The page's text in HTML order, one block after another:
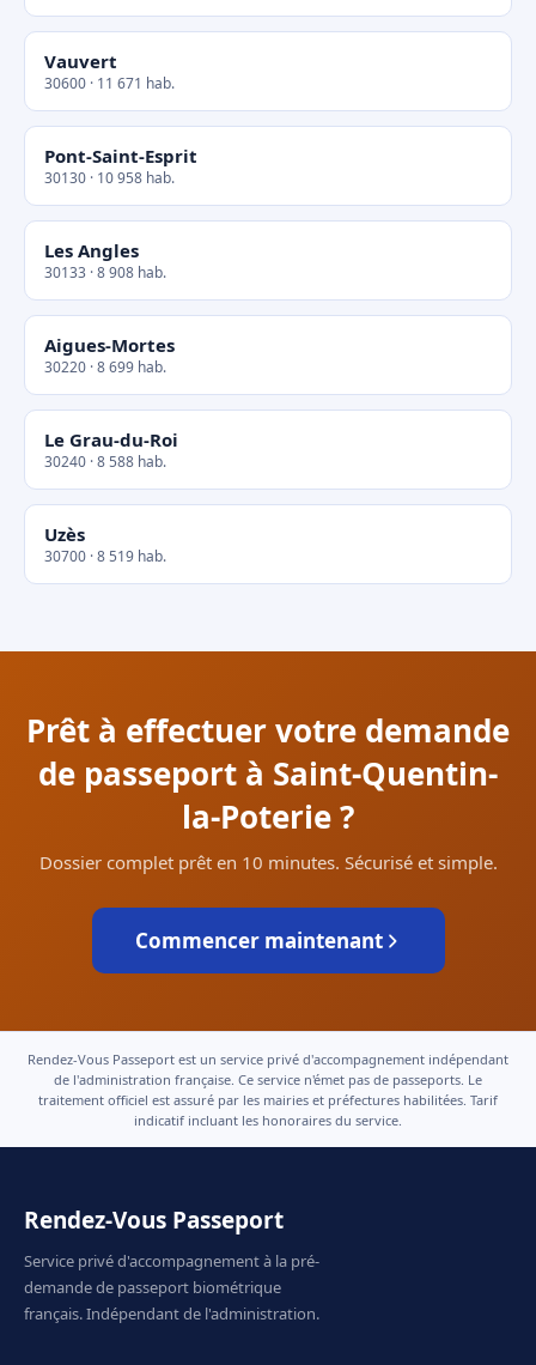
Vauvert
30600 · 11 671 hab.
Pont-Saint-Esprit
30130 · 10 958 hab.
Les Angles
30133 · 8 908 hab.
Aigues-Mortes
30220 · 8 699 hab.
Le Grau-du-Roi
30240 · 8 588 hab.
Uzès
30700 · 8 519 hab.
Prêt à effectuer votre demande
de passeport à Saint-Quentin-
la-Poterie ?
Dossier complet prêt en 10 minutes. Sécurisé et simple.
Commencer maintenant
Rendez-Vous Passeport est un service privé d'accompagnement indépendant
de l'administration française. Ce service n'émet pas de passeports. Le
traitement officiel est assuré par les mairies et préfectures habilitées. Tarif
indicatif incluant les honoraires du service.
Rendez-Vous Passeport
Service privé d'accompagnement à la pré-
demande de passeport biométrique
français. Indépendant de l'administration.